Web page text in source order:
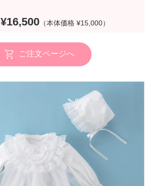
¥16,500 （本体価格 ¥15,000）
ご注文ページへ